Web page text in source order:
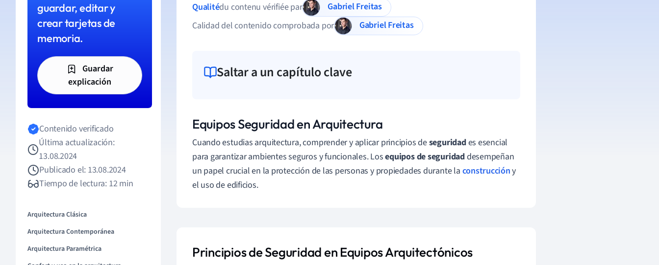
guardar, editar y
crear tarjetas de
memoria.
Guardar
explicación
Contenido verificado
Última actualización:
13.08.2024
Publicado el: 13.08.2024
Tiempo de lectura: 12 min
Arquitectura Clásica
Arquitectura Contemporánea
Arquitectura Paramétrica
Qualitédu contenu vérifiée par
Gabriel Freitas
Calidad del contenido comprobada por
Gabriel Freitas
Saltar a un capítulo clave
Equipos Seguridad en Arquitectura
Cuando estudias arquitectura, comprender y aplicar principios deseguridades esencial
para garantizar ambientes seguros y funcionales. Losequipos de seguridaddesempeñan
un papel crucial en la protección de las personas y propiedades durante la construccióny
el uso de edificios.
Principios de Seguridad en Equipos Arquitectónicos